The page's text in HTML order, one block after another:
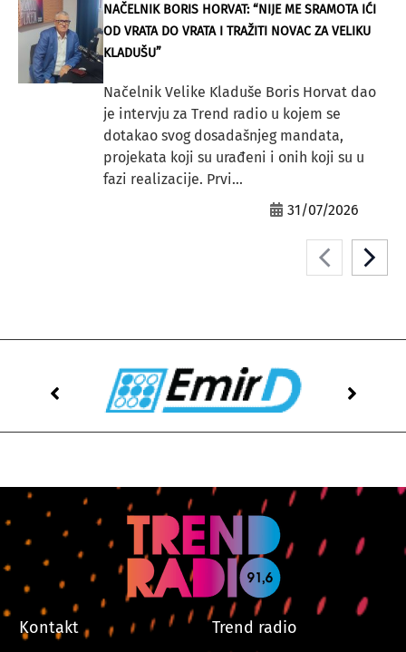
NAČELNIK BORIS HORVAT: “NIJE ME SRAMOTA IĆI
OD VRATA DO VRATA I TRAŽITI NOVAC ZA VELIKU
KLADUŠU”
Načelnik Velike Kladuše Boris Horvat dao
je intervju za Trend radio u kojem se
dotakao svog dosadašnjeg mandata,
projekata koji su urađeni i onih koji su u
fazi realizacije. Prvi...
31/07/2026
Kontakt Trend radio